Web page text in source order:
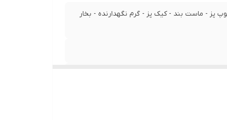
پز - ماست بند - کیک پز - گرم نگهدارنده - بخار